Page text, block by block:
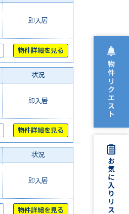
即入居
物件詳細を見る
状況
即入居
物件詳細を見る
状況
即入居
物件詳細を見る